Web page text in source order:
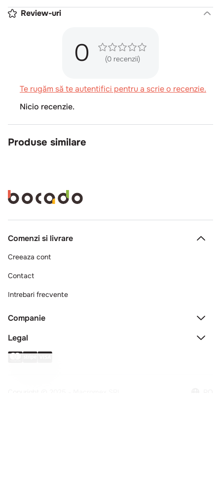
Review-uri
0 (0 recenzii)
Te rugăm să te autentifici pentru a scrie o recenzie.
Nicio recenzie.
Produse similare
1kg